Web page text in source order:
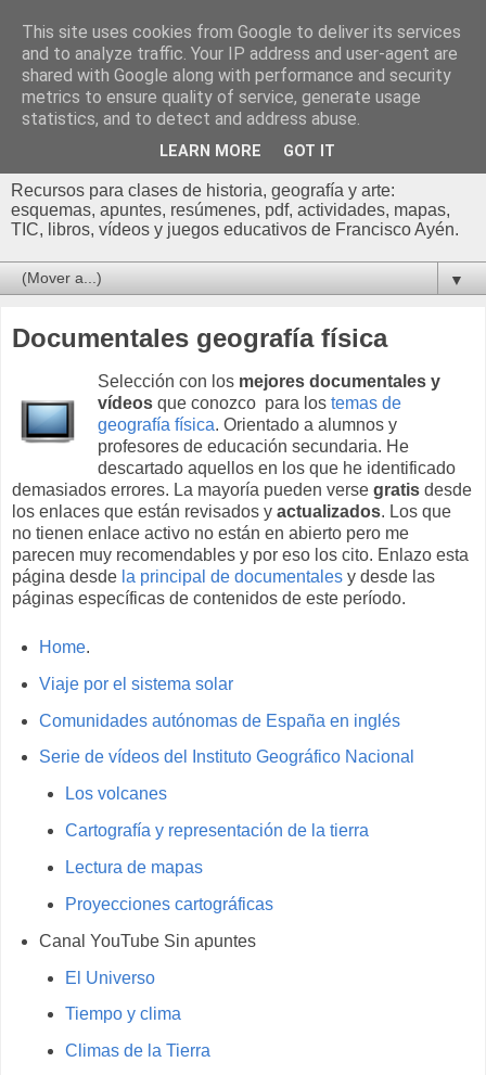
Profesor Francisco |
Recursos de Geografía,
Historia y Arte
Recursos para clases de historia, geografía y arte:
esquemas, apuntes, resúmenes, pdf, actividades, mapas,
TIC, libros, vídeos y juegos educativos de Francisco Ayén.
▼
Documentales geografía física
Selección con los mejores documentales y
vídeos que conozco para los temas de
geografía física. Orientado a alumnos y
profesores de educación secundaria. He
descartado aquellos en los que he identificado
demasiados errores. La mayoría pueden verse gratis desde
los enlaces que están revisados y actualizados. Los que
no tienen enlace activo no están en abierto pero me
parecen muy recomendables y por eso los cito. Enlazo esta
página desde la principal de documentales y desde las
páginas específicas de contenidos de este período.
Home.
Viaje por el sistema solar
Comunidades autónomas de España en inglés
Serie de vídeos del Instituto Geográfico Nacional
Los volcanes
Cartografía y representación de la tierra
Lectura de mapas
Proyecciones cartográficas
Canal YouTube Sin apuntes
El Universo
Tiempo y clima
Climas de la Tierra
This site uses cookies from Google to deliver its services
and to analyze traffic. Your IP address and user-agent are
shared with Google along with performance and security
metrics to ensure quality of service, generate usage
statistics, and to detect and address abuse.
LEARN MORE GOT IT